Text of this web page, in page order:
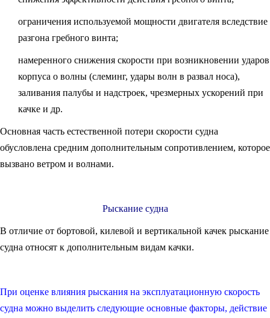
ограничения используемой мощности двигателя вследствие
разгона гребного винта;
намеренного снижения скорости при возникновении ударов
корпуса о волны (слеминг, удары волн в развал носа),
заливания палубы и надстроек, чрезмерных ускорений при
качке и др.
Основная часть естественной потери скорости судна
обусловлена средним дополнительным сопротивлением, которое
вызвано ветром и волнами.
Рыскание судна
В отличие от бортовой, килевой и вертикальной качек рыскание
судна относят к дополнительным видам качки.
При оценке влияния рыскания на эксплуатационную скорость
судна можно выделить следующие основные факторы, действие